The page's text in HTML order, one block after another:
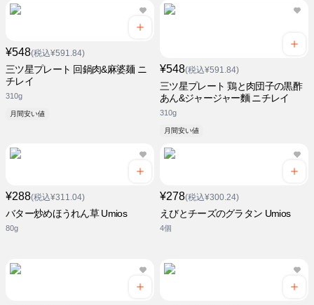
¥548(税込¥591.84)
三ツ星プレート 回鍋肉&麻婆麺 ニ
チレイ
310g
月間安い値
¥548(税込¥591.84)
三ツ星プレート 鶏と肉団子の黒酢
あん&ジャージャー麵 ニチレイ
310g
月間安い値
¥288(税込¥311.04)
バター炒めほうれん草 Umios
80g
¥278(税込¥300.24)
えびとチーズのグラタン Umios
4個